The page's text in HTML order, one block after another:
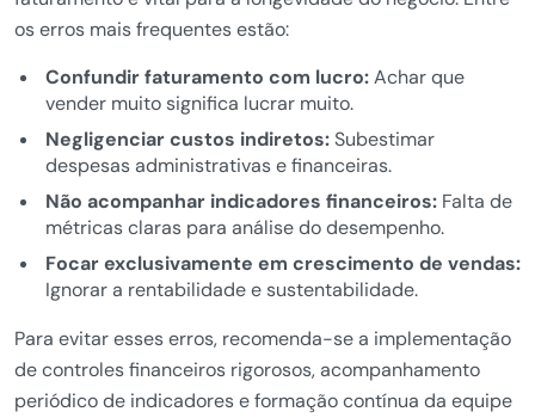
os erros mais frequentes estão:
Confundir faturamento com lucro:Achar que
vender muito significa lucrar muito.
Negligenciar custos indiretos:Subestimar
despesas administrativas e financeiras.
Não acompanhar indicadores financeiros:Falta de
métricas claras para análise do desempenho.
Focar exclusivamente em crescimento de vendas:
Ignorar a rentabilidade e sustentabilidade.
Para evitar esses erros, recomenda-se a implementação
de controles financeiros rigorosos, acompanhamento
periódico de indicadores e formação contínua da equipe